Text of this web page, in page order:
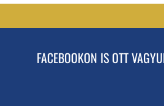
FACEBOOKON IS OTT